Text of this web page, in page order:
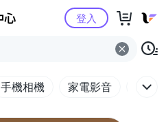
Yahoo購物中心
登入
手機相機 家電影音 電腦